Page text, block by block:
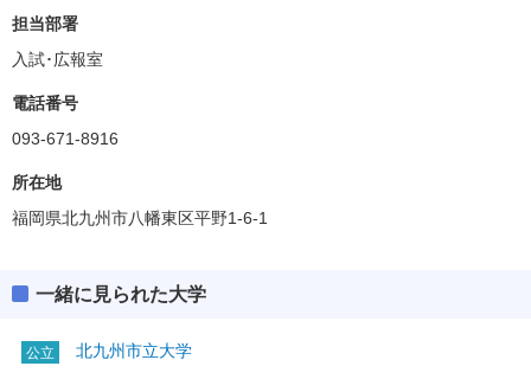
担当部署
入試･広報室
電話番号
093-671-8916
所在地
福岡県北九州市八幡東区平野1-6-1
一緒に見られた大学
公立 北九州市立大学